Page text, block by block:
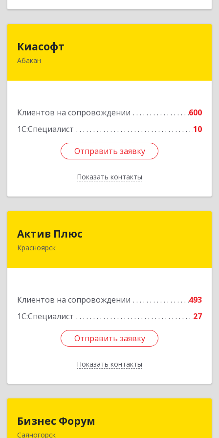
Киасофт
Абакан
Клиентов на сопровождении
600
1С:Специалист
10
Отправить заявку
Показать контакты
655017, Хакасия Респ, Абакан г, Ивана Ярыгина
Отправить заявку
Назад
Актив Плюс
Красноярск
Клиентов на сопровождении
493
1С:Специалист
27
Отправить заявку
Показать контакты
660017, Красноярский край, Красноярск г,
Отправить заявку
Назад
Бизнес Форум
Саяногорск